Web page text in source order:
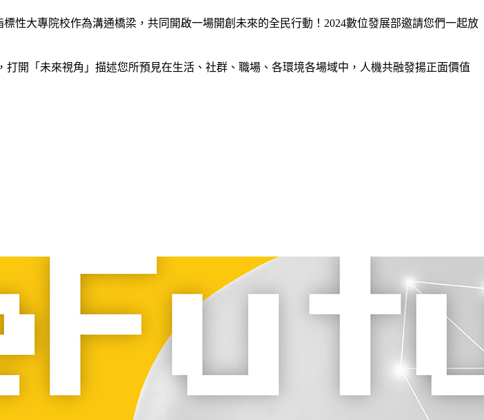
性大專院校作為溝通橋梁，共同開啟一場開創未來的全民行動！2024數位發展部邀請您們一起放
開「未來視角」描述您所預見在生活、社群、職場、各環境各場域中，人機共融發揚正面價值